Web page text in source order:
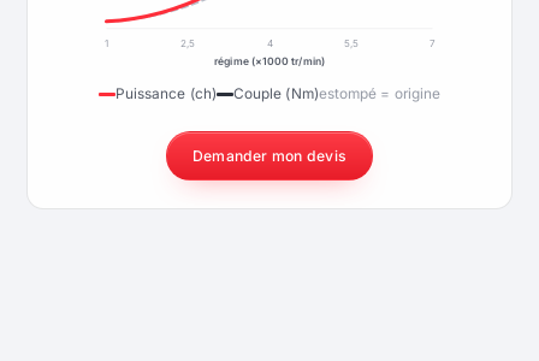
1 2,5 4 5,5
7
régime (×1000 tr/min)
Puissance (ch) Couple (Nm)estompé = origine
Demander mon devis